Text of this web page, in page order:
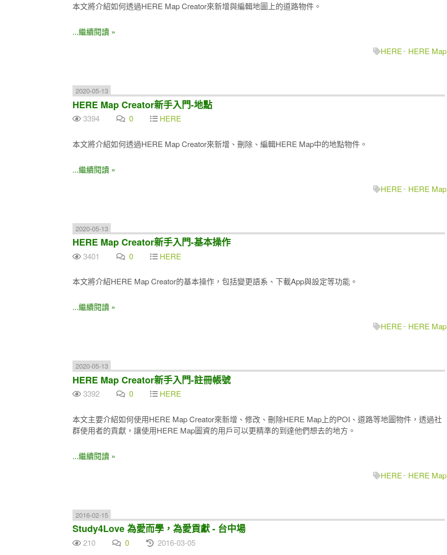
本文將介紹如何透過HERE Map Creator來新增與編輯地圖上的道路物件。
...繼續閱讀 »
HERE
HERE Map
2020-05-13
HERE Map Creator新手入門-地點
3394 0 HERE
本文將介紹如何透過HERE Map Creator來新增、刪除、編輯HERE Map中的地點物件。
...繼續閱讀 »
HERE
HERE Map
2020-05-13
HERE Map Creator新手入門-基本操作
3401 0 HERE
本文將介紹HERE Map Creator的基本操作，包括變更語系、下載App與設定等功能。
...繼續閱讀 »
HERE
HERE Map
2020-05-13
HERE Map Creator新手入門-註冊帳號
3392 0 HERE
本文主要介紹如何使用HERE Map Creator來新增、修改、刪除HERE Map上的POI、道路等地圖物件，透過社
群使用者的貢獻，讓使用HERE Map圖資的用戶可以更精準的到達他們想去的地方。
...繼續閱讀 »
HERE
HERE Map
2016-02-15
Study4Love 為愛而學，為愛貢獻 - 台中場
210 0 2016-03-05